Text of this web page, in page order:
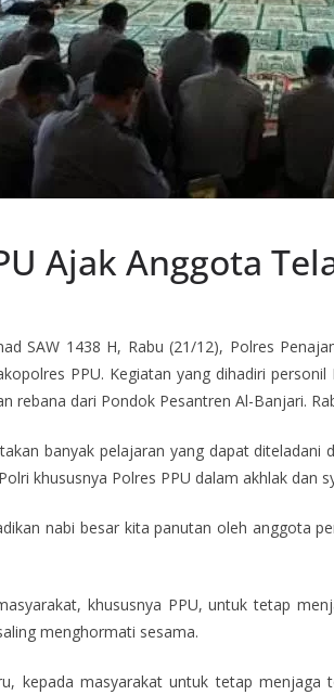
Ajak Anggota
SAW 1438 H, Rabu (21/12), Polres
PPU. Kegiatan yang dihadiri
rebana dari Pondok Pesantren Al-Banjari.
banyak pelajaran yang dapat diteladani
khususnya Polres PPU dalam akhlak dan
nabi besar kita panutan oleh anggota
khususnya PPU, untuk tetap
menghormati sesama.
kepada masyarakat untuk tetap